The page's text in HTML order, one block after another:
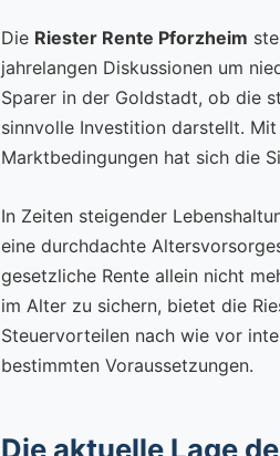
Die Riester Rente Pforzheim
jahrelangen Diskussionen um
Sparer in der Goldstadt, ob die
sinnvolle Investition darstellt.
Marktbedingungen hat sich die
In Zeiten steigender
eine durchdachte
gesetzliche Rente allein nicht
im Alter zu sichern, bietet die
Steuervorteilen nach wie vor
bestimmten Voraussetzungen.
Die aktuelle Lage